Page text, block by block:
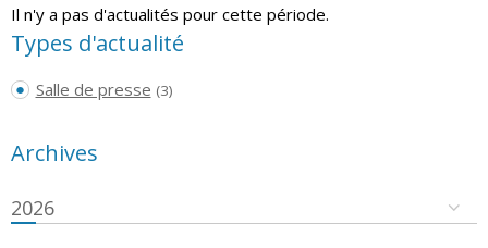
Il n'y a pas d'actualités pour cette période.
Types d'actualité
Salle de presse (3)
Archives
2026